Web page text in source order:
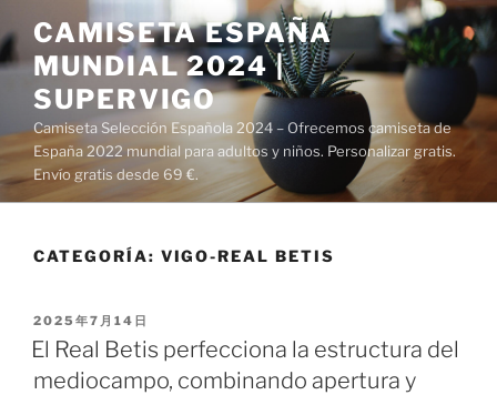
al
contenido
CAMISETA ESPAÑA
MUNDIAL 2024 |
SUPERVIGO
Camiseta Selección Española 2024 – Ofrecemos camiseta de
España 2022 mundial para adultos y niños. Personalizar gratis.
Envío gratis desde 69 €.
CATEGORÍA: VIGO-REAL BETIS
PUBLICADO
EL
2025年7月14日
El Real Betis perfecciona la estructura del
mediocampo, combinando apertura y